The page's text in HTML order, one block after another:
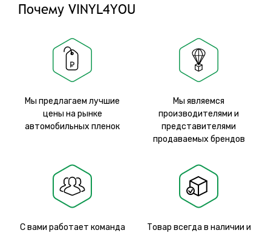
Почему VINYL4YOU
Мы предлагаем лучшие
цены на рынке
автомобильных пленок
Мы являемся
производителями и
представителями
продаваемых брендов
С вами работает команда
Товар всегда в наличии и